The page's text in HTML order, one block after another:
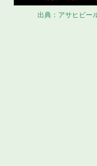
出典：アサヒビー